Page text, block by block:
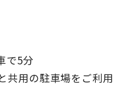
で5分
共用の駐車場をご利用